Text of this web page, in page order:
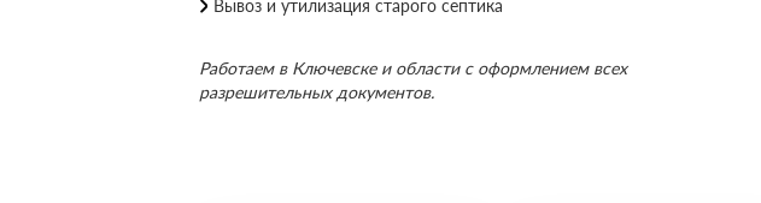
Вывоз и утилизация старого септика
Работаем в Ключевске и области с оформлением всех
разрешительных документов.